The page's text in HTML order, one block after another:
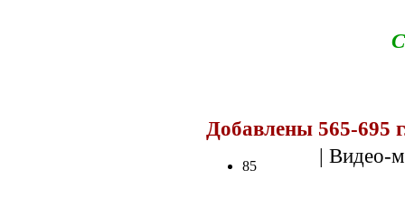
Добавлены 565-695
85 | Видео-